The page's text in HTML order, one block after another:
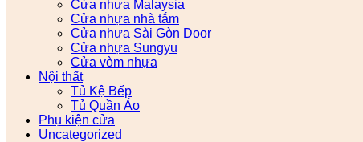
Cửa nhựa Malaysia
Cửa nhựa nhà tắm
Cửa nhựa Sài Gòn Door
Cửa nhựa Sungyu
Cửa vòm nhựa
Nội thất
Tủ Kệ Bếp
Tủ Quần Áo
Phụ kiện cửa
Uncategorized